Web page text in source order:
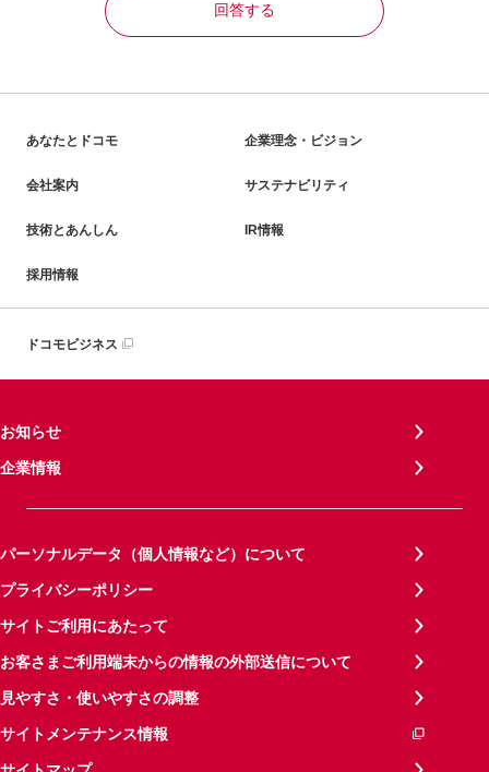
回答する
あなたとドコモ 企業理念・ビジョン
会社案内 サステナビリティ
技術とあんしん IR情報
採用情報
ドコモビジネス
お知らせ
企業情報
パーソナルデータ（個人情報など）について
プライバシーポリシー
サイトご利用にあたって
お客さまご利用端末からの情報の外部送信について
見やすさ・使いやすさの調整
サイトメンテナンス情報